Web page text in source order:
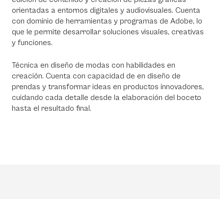
orientadas a entornos digitales y audiovisuales. Cuenta
con dominio de herramientas y programas de Adobe, lo
que le permite desarrollar soluciones visuales, creativas
y funciones.
Técnica en diseño de modas con habilidades en
creación. Cuenta con capacidad de en diseño de
prendas y transformar ideas en productos innovadores,
cuidando cada detalle desde la elaboración del boceto
hasta el resultado final.